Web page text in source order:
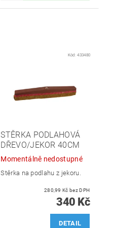
Kód:433480
STĚRKA PODLAHOVÁ
DŘEVO/JEKOR 40CM
Momentálně nedostupné
Stěrka na podlahu z jekoru.
280,99 Kč bez DPH
340 Kč
DETAIL